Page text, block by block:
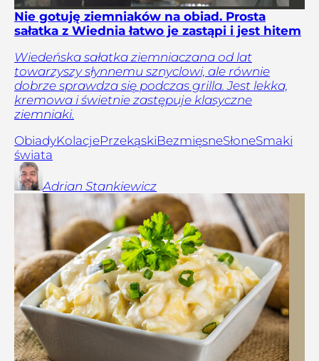
Nie gotuję ziemniaków na obiad. Prosta
sałatka z Wiednia łatwo je zastąpi i jest hitem
Wiedeńska sałatka ziemniaczana od lat
towarzyszy słynnemu sznyclowi, ale równie
dobrze sprawdza się podczas grilla. Jest lekka,
kremowa i świetnie zastępuje klasyczne
ziemniaki.
ObiadyKolacjePrzekąskiBezmięsneSłoneSmaki
świata
Adrian Stankiewicz